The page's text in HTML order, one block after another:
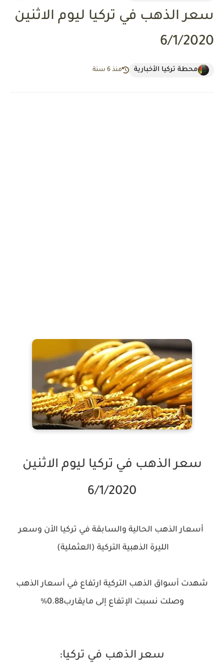
سعر الذهب في تركيا ليوم الاثنين
6/1/2020
محطة تركيا الأخبارية منذ 6 سنة
سعر الذهب في تركيا ليوم الاثنين
6/1/2020
أسعار الذهب الحالية والسابقة في تركيا الأن وسعر
الليرة الذهبية التركية (العثملية)
شهدت أسواق الذهب التركية ارتفاع في أسعار الذهب
وصلت نسبت الإتفاع إلى مايقارب0.88%
سعر الذهب في تركيا: